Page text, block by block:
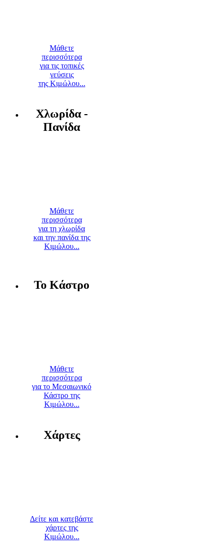
Μάθετε
περισσότερα
για τις τοπικές
γεύσεις
της Κιμώλου...
Χλωρίδα -
Πανίδα
Μάθετε
περισσότερα
για τη χλωρίδα
και την πανίδα της
Κιμώλου...
Το Κάστρο
Μάθετε
περισσότερα
για το Μεσαιωνικό
Κάστρο της
Κιμώλου...
Χάρτες
Δείτε και κατεβάστε
χάρτες της
Κιμώλου...